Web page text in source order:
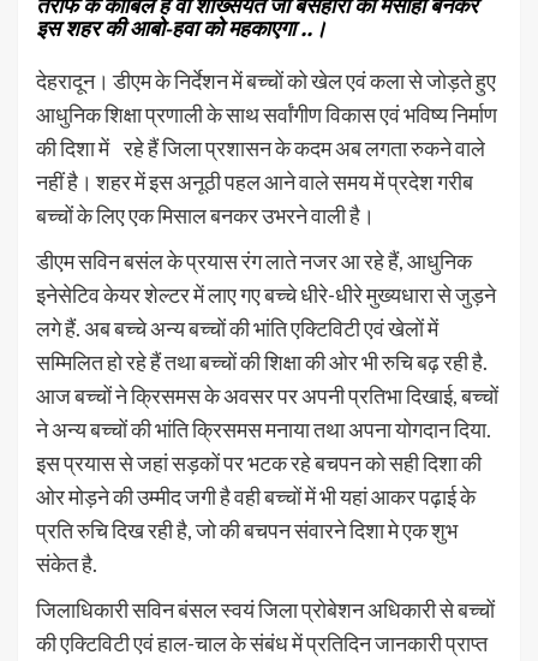
इस शहर की आबो-हवा को महकाएगा ..।
देहरादून। डीएम के निर्देशन में बच्चों को खेल एवं कला से जोड़ते हुए
आधुनिक शिक्षा प्रणाली के साथ सर्वांगीण विकास एवं भविष्य निर्माण
की दिशा में रहे हैं जिला प्रशासन के कदम अब लगता रुकने वाले
नहीं है। शहर में इस अनूठी पहल आने वाले समय में प्रदेश गरीब
बच्चों के लिए एक मिसाल बनकर उभरने वाली है।
डीएम सविन बसंल के प्रयास रंग लाते नजर आ रहे हैं, आधुनिक
इनेसेटिव केयर शेल्टर में लाए गए बच्चे धीरे-धीरे मुख्यधारा से जुड़ने
लगे हैं. अब बच्चे अन्य बच्चों की भांति एक्टिविटी एवं खेलों में
सम्मिलित हो रहे हैं तथा बच्चों की शिक्षा की ओर भी रुचि बढ़ रही है.
आज बच्चों ने क्रिसमस के अवसर पर अपनी प्रतिभा दिखाई, बच्चों
ने अन्य बच्चों की भांति क्रिसमस मनाया तथा अपना योगदान दिया.
इस प्रयास से जहां सड़कों पर भटक रहे बचपन को सही दिशा की
ओर मोड़ने की उम्मीद जगी है वही बच्चों में भी यहां आकर पढ़ाई के
प्रति रुचि दिख रही है, जो की बचपन संवारने दिशा मे एक शुभ
संकेत है.
जिलाधिकारी सविन बंसल स्वयं जिला प्रोबेशन अधिकारी से बच्चों
की एक्टिविटी एवं हाल-चाल के संबंध में प्रतिदिन जानकारी प्राप्त